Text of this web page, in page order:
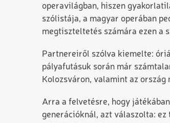
operavilágban, hiszen
szólistája, a magyar operában
megtiszteltetés számára ezen a
Partnereiről szólva kiemelte:
pályafutásuk során már
Kolozsváron, valamint az
Arra a felvetésre, hogy
generációknál, azt válaszolta: